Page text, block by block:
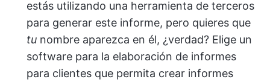
estás utilizando una herramienta de terceros
para generar este informe, pero quieres que
tu nombre aparezca en él, ¿verdad? Elige un
software para la elaboración de informes
para clientes que permita crear informes